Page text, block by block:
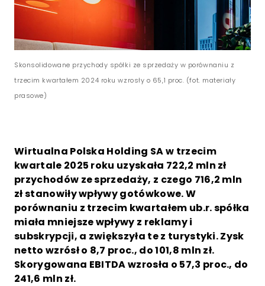
Skonsolidowane przychody spółki ze sprzedaży w porównaniu z
trzecim kwartałem 2024 roku wzrosły o 65,1 proc. (fot. materiały
prasowe)
Wirtualna Polska Holding SA w trzecim
kwartale 2025 roku uzyskała 722,2 mln zł
przychodów ze sprzedaży, z czego 716,2 mln
zł stanowiły wpływy gotówkowe. W
porównaniu z trzecim kwartałem ub.r. spółka
miała mniejsze wpływy z reklamy i
subskrypcji, a zwiększyła te z turystyki. Zysk
netto wzrósł o 8,7 proc., do 101,8 mln zł.
Skorygowana EBITDA wzrosła o 57,3 proc., do
241,6 mln zł.